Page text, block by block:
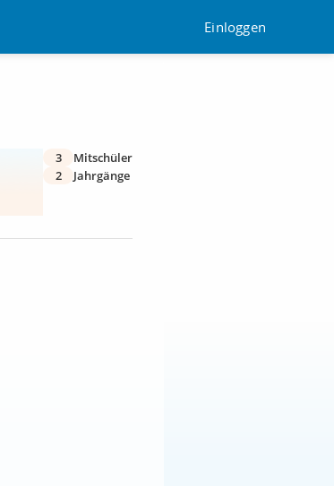
Einloggen
3
Mitschüler
2
Jahrgänge